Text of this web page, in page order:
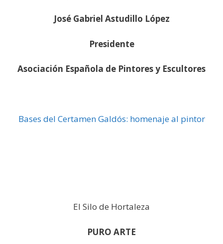
José Gabriel Astudillo López
Presidente
Asociación Española de Pintores y Escultores
Bases del Certamen Galdós: homenaje al pintor
El Silo de Hortaleza
PURO ARTE